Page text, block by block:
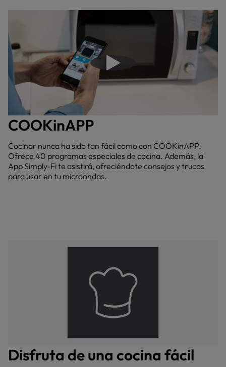
Reproducir video
COOKinAPP
Cocinar nunca ha sido tan fácil como con COOKinAPP.
Ofrece 40 programas especiales de cocina. Además, la
App Simply-Fi te asistirá, ofreciéndote consejos y trucos
para usar en tu microondas.
Disfruta de una cocina fácil